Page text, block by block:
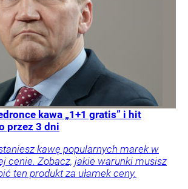
kawa „1+1 gratis” i hit
przez 3 dni
kawę popularnych marek w
cenie. Zobacz, jakie warunki musisz
ten produkt za ułamek ceny.